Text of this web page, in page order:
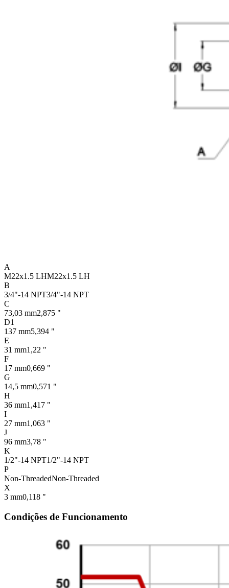
A
M22x1.5 LHM22x1.5 LH
B
3/4"-14 NPT3/4"-14 NPT
C
73,03 mm2,875 "
D1
137 mm5,394 "
E
31 mm1,22 "
F
17 mm0,669 "
G
14,5 mm0,571 "
H
36 mm1,417 "
I
27 mm1,063 "
J
96 mm3,78 "
K
1/2"-14 NPT1/2"-14 NPT
P
Non-ThreadedNon-Threaded
X
3 mm0,118 "
Condições de Funcionamento